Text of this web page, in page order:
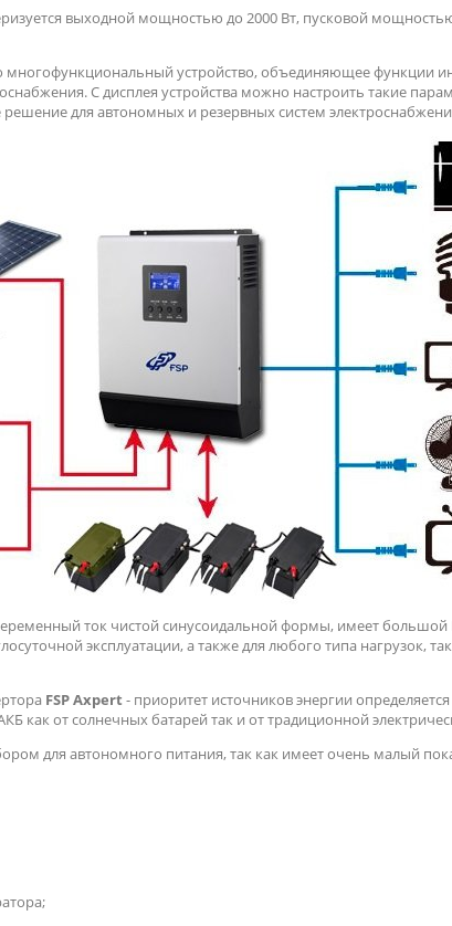
выходной мощностью до 2000 Вт, пусковой
многофункциональный устройство, объединяющее функции
С дисплея устройства можно настроить такие
для автономных и резервных систем
ток чистой синусоидальной формы, имеет
эксплуатации, а также для любого типа нагрузок,
FSP Axpert - приоритет источников энергии
как от солнечных батарей так и от традиционной
для автономного питания, так как имеет очень малый